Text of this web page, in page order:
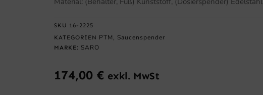
SKU 16-2225
KATEGORIEN PTM , Saucenspender
MARKE: SARO
174,00 € exkl. MwSt